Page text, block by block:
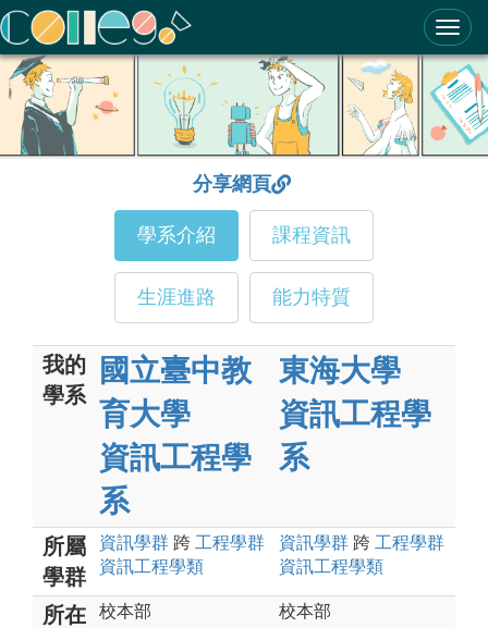
ColleGo! 大學選才與高中育才輔助系統
分享網頁
學系介紹 課程資訊
生涯進路 能力特質
我的
學系
國立臺中教
育大學
資訊工程學
系
東海大學
資訊工程學
系
所屬
學群
資訊學群 跨 工程學群
資訊工程學類
資訊學群 跨 工程學群
資訊工程學類
所在
校本部
校本部